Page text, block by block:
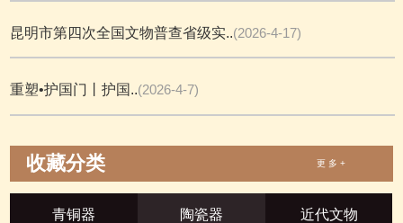
昆明市第四次全国文物普查省级实..(2026-4-17)
重塑•护国门丨护国..(2026-4-7)
收藏分类 更 多 +
青铜器 陶瓷器 近代文物